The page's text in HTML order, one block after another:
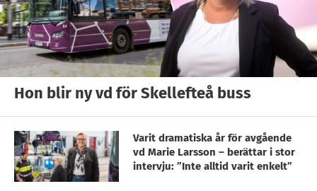
Hon blir ny vd för Skellefteå buss
Varit dramatiska år för avgående
vd Marie Larsson – berättar i stor
intervju: ”Inte alltid varit enkelt”